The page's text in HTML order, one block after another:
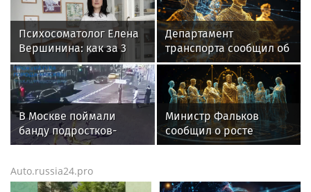
Психосоматолог Елена
Вершинина: как за 3
минуты вернуть себе
равновесие
Департамент
транспорта сообщил об
увеличении
интервалов метро в
Москве
В Москве поймали
банду подростков-
автоподставщиков
Министр Фальков
сообщил о росте
популярности вузов в
Auto.russia24.pro